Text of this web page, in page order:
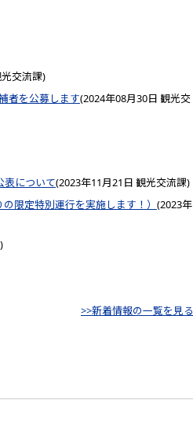
交流課)
者を公募します(2024年08月30日 観光交
表について(2023年11月21日 観光交流課)
限定特別運行を実施します！） (2023年
)
>>新着情報の一覧を見る